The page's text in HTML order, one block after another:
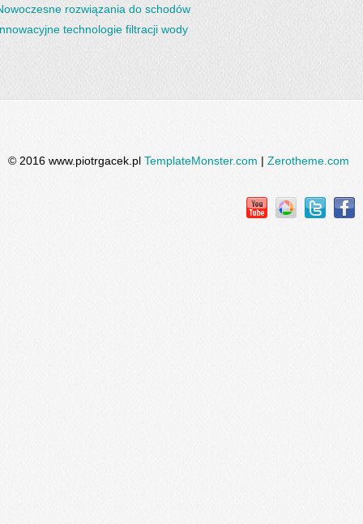
rozwiązania do schodów
technologie filtracji wody
© 2016 www.piotrgacek.pl TemplateMonster.com | Zerotheme.com